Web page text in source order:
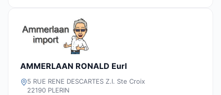
AMMERLAAN RONALD Eurl
5 RUE RENE DESCARTES Z.I. Ste Croix
22190 PLERIN